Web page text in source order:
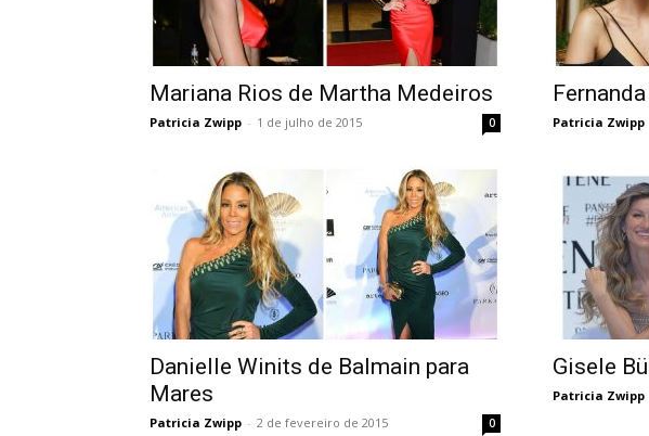
Mariana Rios de Martha Medeiros
Patricia Zwipp - 1 de julho de 2015 0 Patricia Zwipp
Danielle Winits de Balmain para
Mares
Patricia Zwipp - 2 de fevereiro de 2015 0
Gisele
Patricia Zwipp